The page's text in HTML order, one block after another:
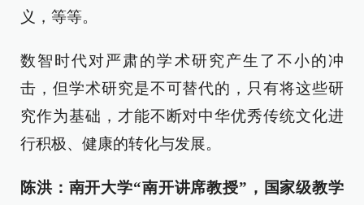
义，等等。
数智时代对严肃的学术研究产生了不小的冲
击，但学术研究是不可替代的，只有将这些研
究作为基础，才能不断对中华优秀传统文化进
行积极、健康的转化与发展。
陈洪：南开大学“南开讲席教授”，国家级教学